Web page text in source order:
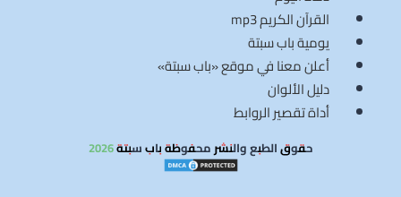
القرآن الكريم mp3
يومية باب سبتة
أعلن معنا في موقع «باب سبتة»
دليل الألوان
أداة تقصير الروابط
حقوق الطبع والنشر محفوظة باب سبتة 2026